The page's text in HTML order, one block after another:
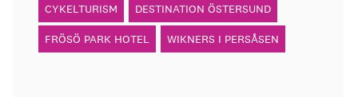
CYKELTURISM DESTINATION ÖSTERSUND
FRÖSÖ PARK HOTEL WIKNERS I PERSÅSEN